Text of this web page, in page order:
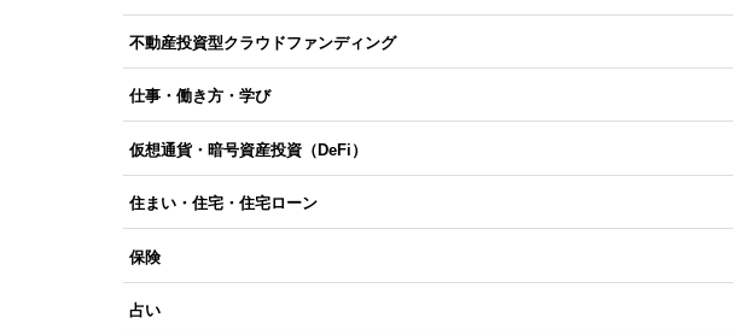
不動産投資型クラウドファンディング
仕事・働き方・学び
仮想通貨・暗号資産投資（DeFi）
住まい・住宅・住宅ローン
保険
占い